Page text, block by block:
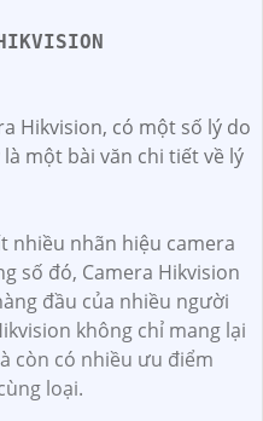
Hikvision, có một số lý do
một bài văn chi tiết về lý
nhiều nhãn hiệu camera
số đó, Camera Hikvision
đầu của nhiều người
không chỉ mang lại
còn có nhiều ưu điểm
loại.